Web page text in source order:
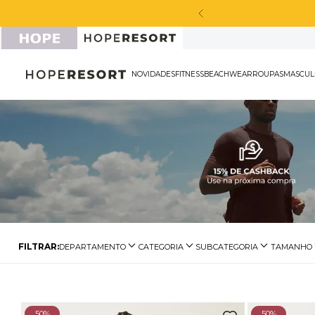
DEPARTAMENTO
Shorts e Saia
CATEGORIA
Roupas de Praia
SUBCATEGORIA
Biquíni Reto
TAMANHO